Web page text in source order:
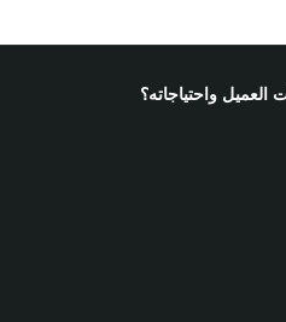
العميل واحتياجاته؟